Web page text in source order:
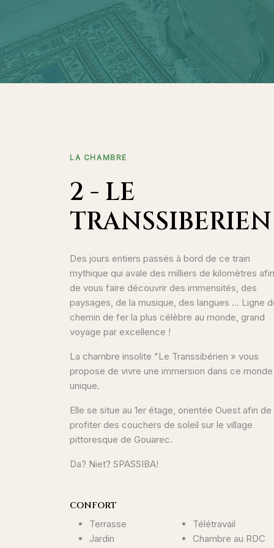
LA CHAMBRE
2 - LE
TRANSSIBERIEN
Des jours entiers passés à bord de ce train
mythique qui avale des milliers de kilomètres afin
de vous faire découvrir des immensités, des
paysages, de la musique, des langues ... Ligne
chemin de fer la plus célèbre au monde, grand
voyage par excellence !
La chambre insolite "Le Transsibérien » vous
propose de vivre une immersion dans ce monde
unique.
Elle se situe au 1er étage, orientée Ouest afin de
profiter des couchers de soleil sur le village
pittoresque de Gouarec.
Da? Niet? SPASSIBA!
CONFORT
Terrasse
Jardin
Télétravail
Chambre au RDC